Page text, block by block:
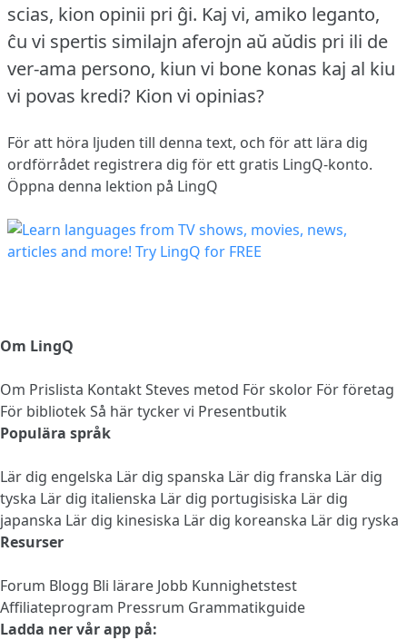
scias, kion opinii pri ĝi. Kaj vi, amiko leganto,
ĉu vi spertis similajn aferojn aŭ aŭdis pri ili de
ver-ama persono, kiun vi bone konas kaj al kiu
vi povas kredi? Kion vi opinias?
För att höra ljuden till denna text, och för att lära dig
ordförrådet registrera dig för ett gratis LingQ-konto.
Öppna denna lektion på LingQ
Om LingQ
Om Prislista KontaktSteves metod För skolor För företag
För bibliotek Så här tycker vi Presentbutik
Populära språk
Lär dig engelska Lär dig spanska Lär dig franska Lär dig
tyska Lär dig italienska Lär dig portugisiska Lär dig
japanska Lär dig kinesiska Lär dig koreanska Lär dig ryska
Resurser
Forum Blogg Bli lärare Jobb Kunnighetstest
Affiliateprogram Pressrum Grammatikguide
Ladda ner vår app på: